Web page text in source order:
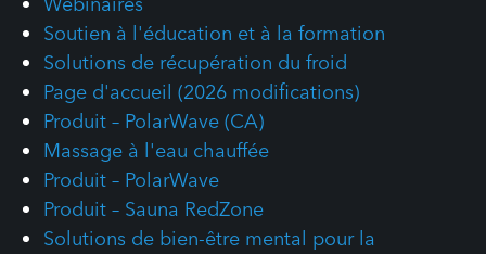
Soutien à l'éducation et à la formation
Solutions de récupération du froid
Page d'accueil (2026 modifications)
Produit – PolarWave (CA)
Massage à l'eau chauffée
Produit – PolarWave
Produit – Sauna RedZone
Solutions de bien-être mental pour la